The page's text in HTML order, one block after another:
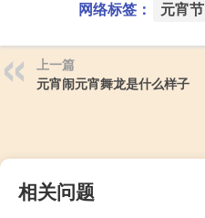
网络标签： 元宵节
上一篇
元宵闹元宵舞龙是什么样子
相关问题